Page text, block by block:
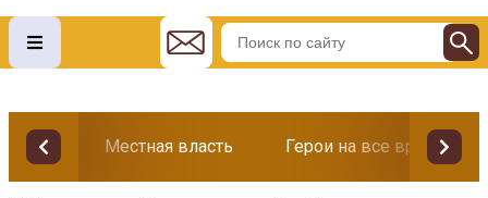
Местная власть Герои на все времена